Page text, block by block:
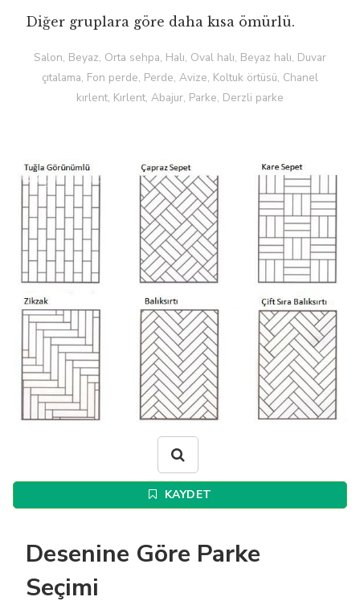
Diğer gruplara göre daha kısa ömürlü.
Salon, Beyaz, Orta sehpa, Halı, Oval halı, Beyaz halı, Duvar
çıtalama, Fon perde, Perde, Avize, Koltuk örtüsü, Chanel
kırlent, Kırlent, Abajur, Parke, Derzli parke
KAYDET
Desenine Göre Parke
Seçimi